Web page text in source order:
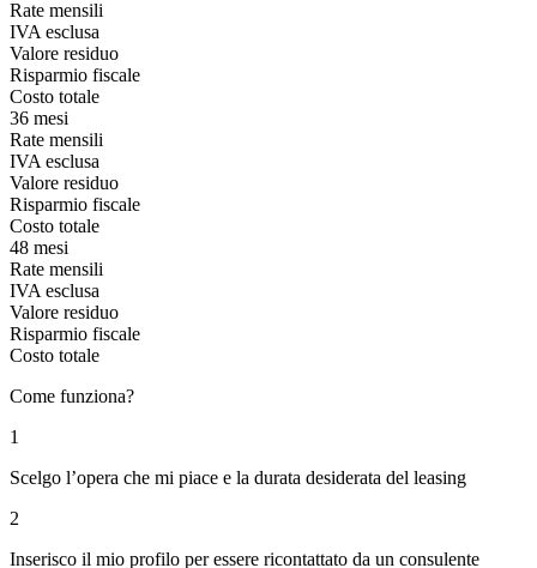
Rate mensili
IVA esclusa
Valore residuo
Risparmio fiscale
Costo totale
36 mesi
Rate mensili
IVA esclusa
Valore residuo
Risparmio fiscale
Costo totale
48 mesi
Rate mensili
IVA esclusa
Valore residuo
Risparmio fiscale
Costo totale
Come funziona?
1
Scelgo l’opera che mi piace e la durata desiderata del leasing
2
Inserisco il mio profilo per essere ricontattato da un consulente